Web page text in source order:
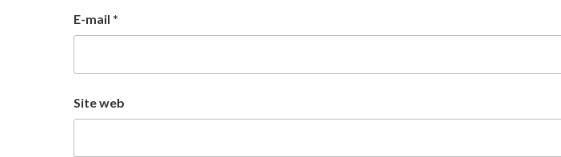
E-mail *
Site web